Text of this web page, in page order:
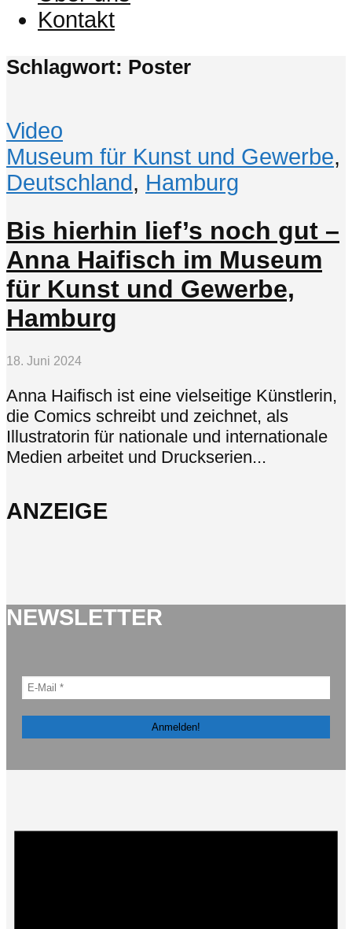
Kontakt
Schlagwort: Poster
Video
Museum für Kunst und Gewerbe,
Deutschland, Hamburg
Bis hierhin lief’s noch gut –
Anna Haifisch im Museum
für Kunst und Gewerbe,
Hamburg
18. Juni 2024
Anna Haifisch ist eine vielseitige Künstlerin,
die Comics schreibt und zeichnet, als
Illustratorin für nationale und internationale
Medien arbeitet und Druckserien...
ANZEIGE
NEWSLETTER